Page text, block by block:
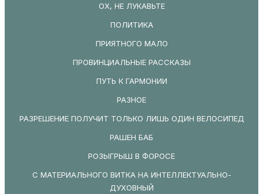
ОХ, НЕ ЛУКАВЬТЕ
ПОЛИТИКА
ПРИЯТНОГО МАЛО
ПРОВИНЦИАЛЬНЫЕ РАССКАЗЫ
ПУТЬ К ГАРМОНИИ
РАЗНОЕ
РАЗРЕШЕНИЕ ПОЛУЧИТ ТОЛЬКО ЛИШЬ ОДИН ВЕЛОСИПЕД
РАШЕН БАБ
РОЗЫГРЫШ В ФОРОСЕ
С МАТЕРИАЛЬНОГО ВИТКА НА ИНТЕЛЛЕКТУАЛЬНО-
ДУХОВНЫЙ